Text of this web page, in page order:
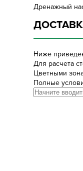
Дренажный
Ниже
Для расчета
Цветными
Полные